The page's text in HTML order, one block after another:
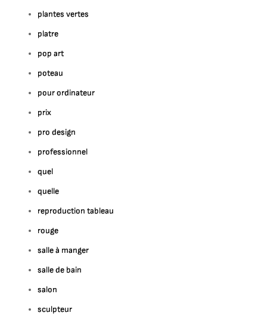
plantes vertes
platre
pop art
poteau
pour ordinateur
prix
pro design
professionnel
quel
quelle
reproduction tableau
rouge
salle à manger
salle de bain
salon
sculpteur